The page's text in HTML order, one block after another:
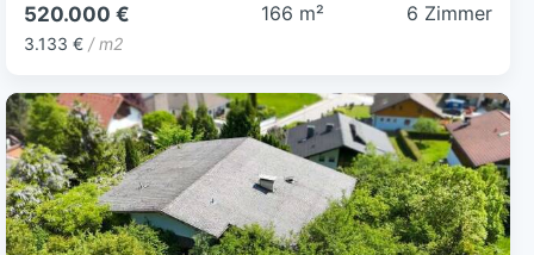
520.000 €
3.133 € / m2
166 m² 6 Zimmer